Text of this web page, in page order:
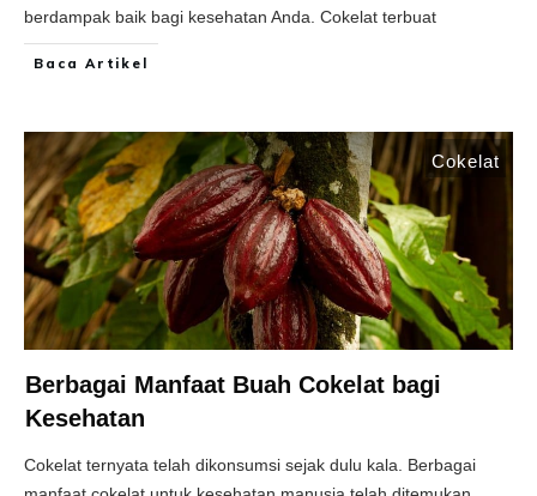
berdampak baik bagi kesehatan Anda. Cokelat terbuat
Baca Artikel
Cokelat
Berbagai Manfaat Buah Cokelat bagi
Kesehatan
Cokelat ternyata telah dikonsumsi sejak dulu kala. Berbagai